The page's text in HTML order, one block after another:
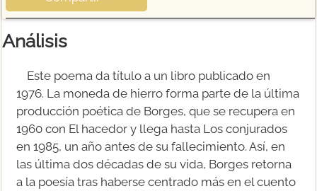
Análisis
Este poema da título a un libro publicado en
1976. La moneda de hierro forma parte de la última
producción poética de Borges, que se recupera en
1960 con El hacedor y llega hasta Los conjurados
en 1985, un año antes de su fallecimiento. Así, en
las última dos décadas de su vida, Borges retorna
a la poesía tras haberse centrado más en el cuento